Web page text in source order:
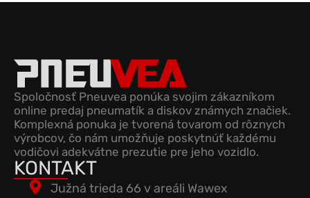
Spoločnosť Pneuvea ponúka svojim zákazníkom
online predaj pneumatík a diskov známych značiek.
Komplexná ponuka je tvorená tovarom od rôznych
výrobcov, čo nám umožňuje poskytnúť každému
vodičovi adekvátne prezutie pre jeho vozidlo.
KONTAKT
Južná trieda 66 v areáli Wawex